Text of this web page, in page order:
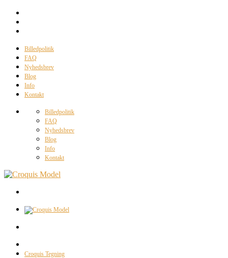
Billedpolitik
FAQ
Nyhedsbrev
Blog
Info
Kontakt
Billedpolitik
FAQ
Nyhedsbrev
Blog
Info
Kontakt
Croquis Tegning